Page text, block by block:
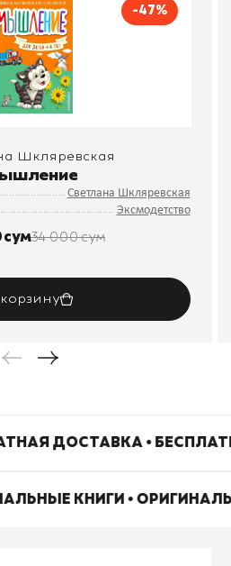
-47%
Шкляревская
Светлана Шкляревская
Эксмодетство
сум34 000 сум
ДОСТАВКА •
КНИГИ •